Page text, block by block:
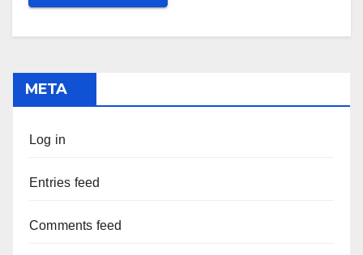
META
Log in
Entries feed
Comments feed